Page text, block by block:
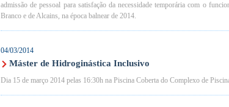
admissão de pessoal para satisfação da necessidade temporária com o
Branco e de Alcains, na época balnear de 2014.
04/03/2014
Máster de Hidroginástica Inclusivo
Dia 15 de março 2014 pelas 16:30h na Piscina Coberta do Complexo de